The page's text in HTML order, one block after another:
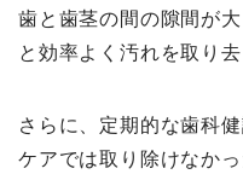
歯と歯茎の間の隙間が
と効率よく汚れを取り
さらに、定期的な歯科
ケアでは取り除けなか